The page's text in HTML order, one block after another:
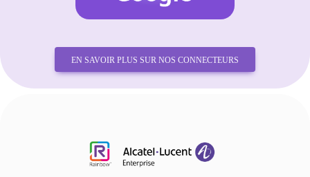
EN SAVOIR PLUS SUR NOS CONNECTEURS